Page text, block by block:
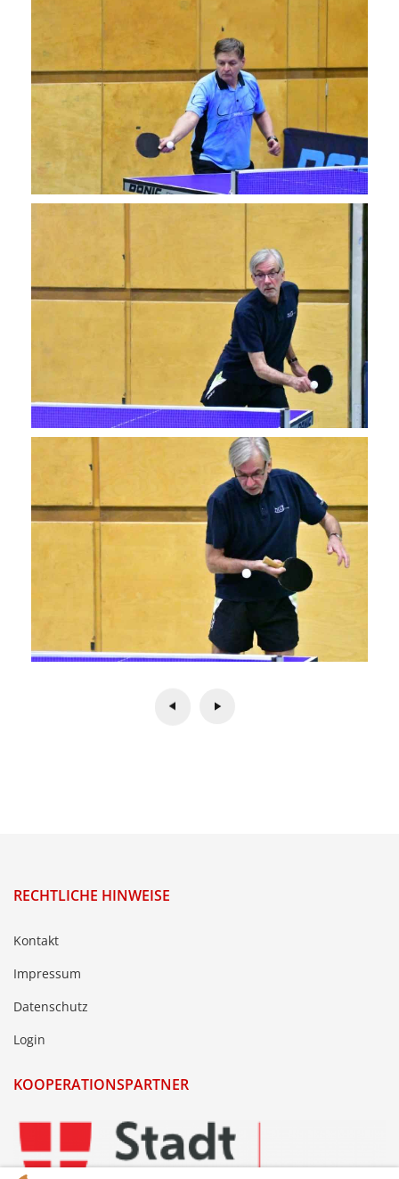
RECHTLICHE HINWEISE
Kontakt
Impressum
Datenschutz
Login
KOOPERATIONSPARTNER